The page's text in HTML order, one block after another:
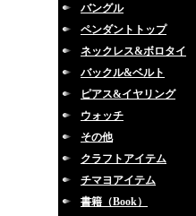
バングル
ペンダントトップ
ネックレス&ボロタイ
バックル&ベルト
ピアス&イヤリング
ウォッチ
その他
クラフトアイテム
チマヨアイテム
書籍（Book）